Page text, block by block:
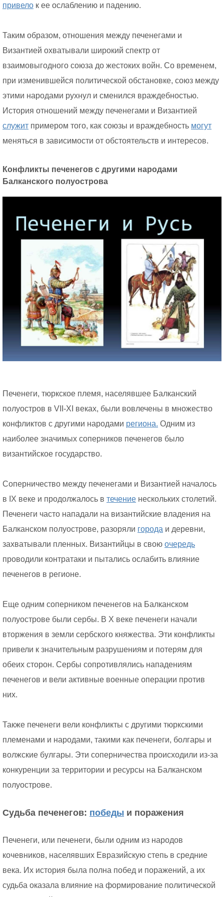
привело к ее ослаблению и падению.
Таким образом, отношения между печенегами и
Византией охватывали широкий спектр от
взаимовыгодного союза до жестоких войн. Со временем,
при изменившейся политической обстановке, союз между
этими народами рухнул и сменился враждебностью.
История отношений между печенегами и Византией
служит примером того, как союзы и враждебность могут
меняться в зависимости от обстоятельств и интересов.
Конфликты печенегов с другими народами
Балканского полуострова
Печенеги, тюркское племя, населявшее Балканский
полуостров в VII-XI веках, были вовлечены в множество
конфликтов с другими народами региона. Одним из
наиболее значимых соперников печенегов было
византийское государство.
Соперничество между печенегами и Византией началось
в IX веке и продолжалось в течение нескольких столетий.
Печенеги часто нападали на византийские владения на
Балканском полуострове, разоряли города и деревни,
захватывали пленных. Византийцы в свою очередь
проводили контратаки и пытались ослабить влияние
печенегов в регионе.
Еще одним соперником печенегов на Балканском
полуострове были сербы. В X веке печенеги начали
вторжения в земли сербского княжества. Эти конфликты
привели к значительным разрушениям и потерям для
обеих сторон. Сербы сопротивлялись нападениям
печенегов и вели активные военные операции против
них.
Также печенеги вели конфликты с другими тюркскими
племенами и народами, такими как печенеги, болгары и
волжские булгары. Эти соперничества происходили из-за
конкуренции за территории и ресурсы на Балканском
полуострове.
Судьба печенегов: победы и поражения
Печенеги, или печенеги, были одним из народов
кочевников, населявших Евразийскую степь в средние
века. Их история была полна побед и поражений, а их
судьба оказала влияние на формирование политической